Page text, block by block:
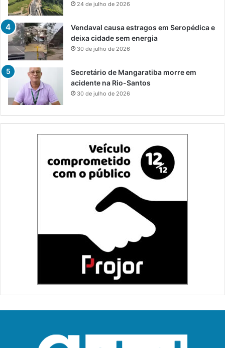
24 de julho de 2026
Vendaval causa estragos em Seropédica e
deixa cidade sem energia
30 de julho de 2026
Secretário de Mangaratiba morre em
acidente na Rio-Santos
30 de julho de 2026